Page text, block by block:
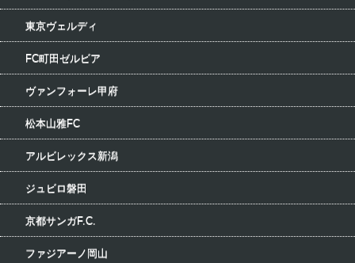
東京ヴェルディ
FC町田ゼルビア
ヴァンフォーレ甲府
松本山雅FC
アルビレックス新潟
ジュビロ磐田
京都サンガF.C.
ファジアーノ岡山